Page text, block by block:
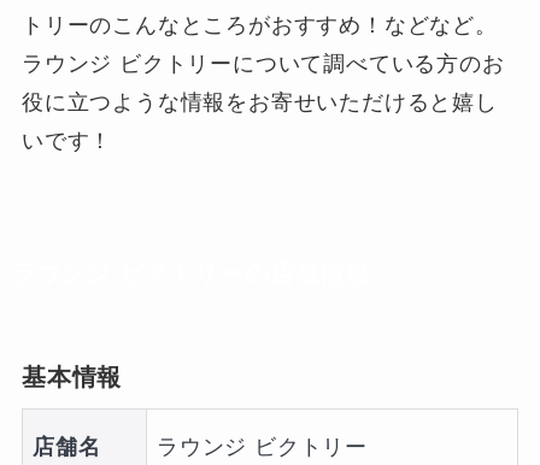
トリーのこんなところがおすすめ！などなど。
ラウンジ ビクトリーについて調べている方のお
役に立つような情報をお寄せいただけると嬉し
いです！
基本情報
店舗名 ラウンジ ビクトリー